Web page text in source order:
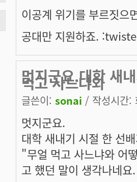
이공계 위기를 부르짓으
공대만 지원하죠.
멋지군요.대학 새
먹고 사느냐와
글쓴이: sonai / 작성시간
멋지군요.
대학 새내기 시절 한 선
"무얼 먹고 사느냐와 어
고 했던 말이 생각나네요.